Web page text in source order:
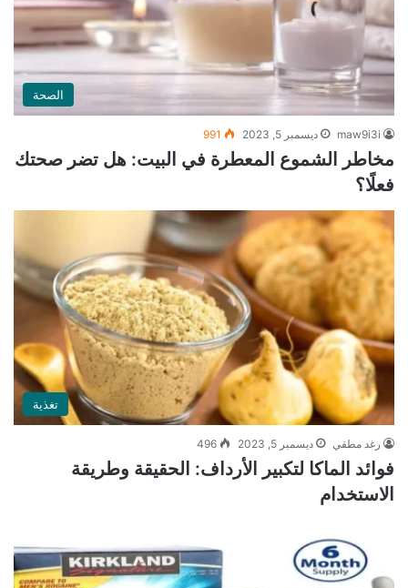
الصحة
maw9i3i ديسمبر 5, 2023 991
مخاطر الشموع المعطرة في البيت: هل تضر صحتك
فعلًا؟
تغذية
رغد مطفي ديسمبر 5, 2023 496
فوائد الماكا لتكبير الأرداف: الحقيقة وطريقة
الاستخدام